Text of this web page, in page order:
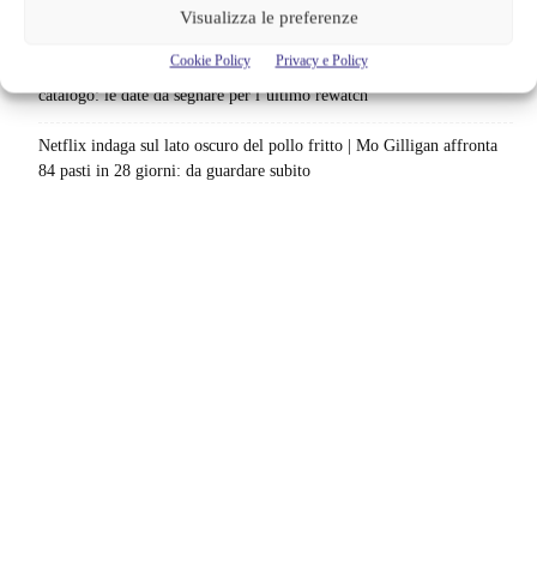
Visualizza le preferenze
Cookie Policy Privacy e Policy
progetto è in sviluppo: cosa resta dell’esperimento
Netflix saluta 16 titoli ad agosto 2026 | 3 serie e 13 film lasciano il
catalogo: le date da segnare per l’ultimo rewatch
Netflix indaga sul lato oscuro del pollo fritto | Mo Gilligan affronta
84 pasti in 28 giorni: da guardare subito